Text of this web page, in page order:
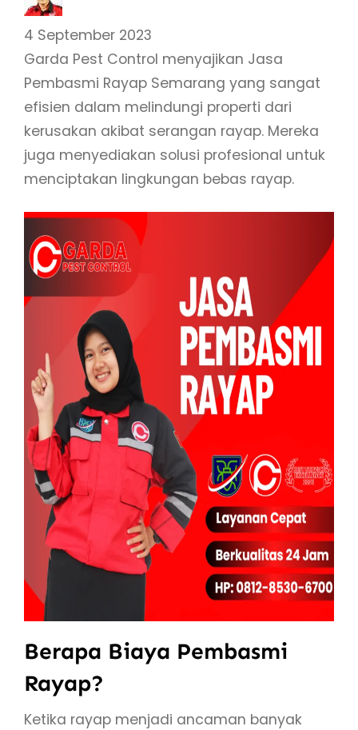
4 September 2023
Garda Pest Control menyajikan Jasa
Pembasmi Rayap Semarang yang sangat
efisien dalam melindungi properti dari
kerusakan akibat serangan rayap. Mereka
juga menyediakan solusi profesional untuk
menciptakan lingkungan bebas rayap.
Berapa Biaya Pembasmi
Rayap?
Ketika rayap menjadi ancaman banyak